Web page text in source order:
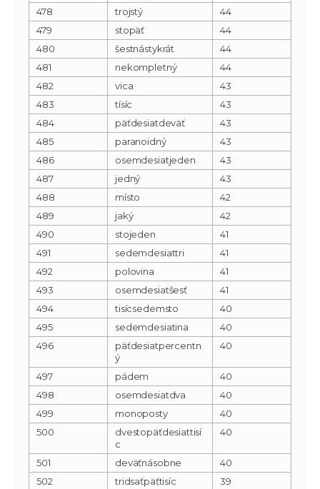
478
trojstý
44
479
stopäť
44
480
šestnástykrát
44
481
nekompletný
44
482
vica
43
483
tísíc
43
484
päťdesiatdeväť
43
485
paranoidný
43
486
osemdesiatjeden
43
487
jedný
43
488
místo
42
489
jaký
42
490
stojeden
41
491
sedemdesiattri
41
492
polovina
41
493
osemdesiatšesť
41
494
tisícsedemsto
40
495
sedemdesiatina
40
496
päťdesiatpercentn
ý
40
497 pádem
40
498
osemdesiatdva
40
499
monoposty
40
500
dvestopäťdesiattisí
c
40
501 deväťnásobne
40
502
tridsaťpäťtisíc
39